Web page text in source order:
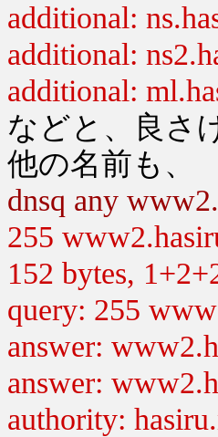
additional:
additional:
additional:
などと、良さ
他の名前も、
dnsq any
255
152 bytes,
query: 255
answer:
answer:
authority: